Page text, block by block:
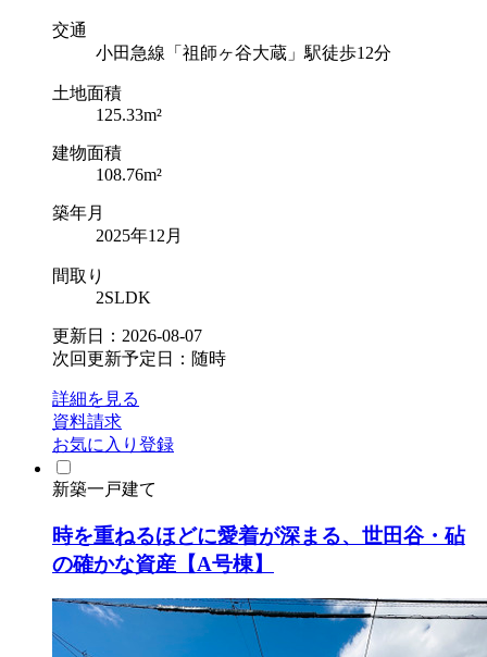
交通
小田急線「祖師ヶ谷大蔵」駅徒歩12分
土地面積
125.33m²
建物面積
108.76m²
築年月
2025年12月
間取り
2SLDK
更新日：2026-08-07
次回更新予定日：随時
詳細を見る
資料請求
お気に入り登録
新築一戸建て
時を重ねるほどに愛着が深まる、世田谷・砧
の確かな資産【A号棟】